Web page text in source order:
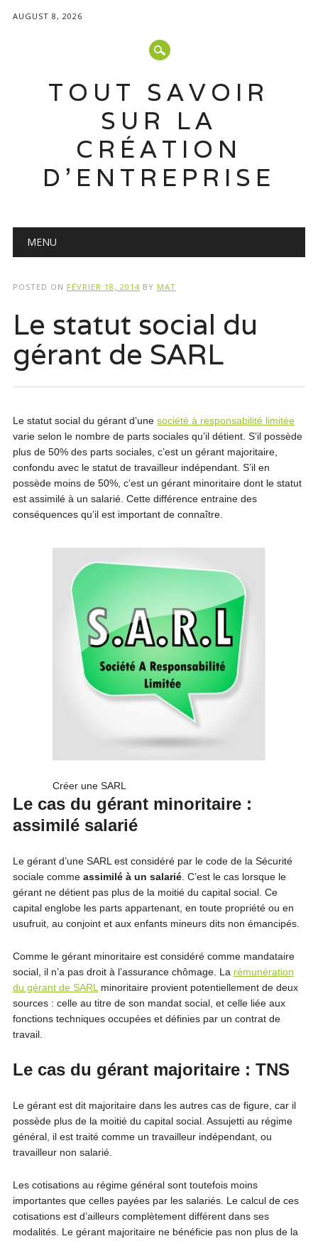
AUGUST 8, 2026
TOUT SAVOIR
SUR LA
CRÉATION
D'ENTREPRISE
Main menu
MENU
POSTED ON FÉVRIER 18, 2014 BY MAT
Le statut social du
gérant de SARL
Le statut social du gérant d’une société à responsabilité limitée
varie selon le nombre de parts sociales qu’il détient. S’il possède
plus de 50% des parts sociales, c’est un gérant majoritaire,
confondu avec le statut de travailleur indépendant. S’il en
possède moins de 50%, c’est un gérant minoritaire dont le statut
est assimilé à un salarié. Cette différence entraine des
conséquences qu’il est important de connaître.
Créer une SARL
Le cas du gérant minoritaire :
assimilé salarié
Le gérant d’une SARL est considéré par le code de la Sécurité
sociale comme assimilé à un salarié. C’est le cas lorsque le
gérant ne détient pas plus de la moitié du capital social. Ce
capital englobe les parts appartenant, en toute propriété ou en
usufruit, au conjoint et aux enfants mineurs dits non émancipés.
Comme le gérant minoritaire est considéré comme mandataire
social, il n’a pas droit à l’assurance chômage. La rémunération
du gérant de SARL minoritaire provient potentiellement de deux
sources : celle au titre de son mandat social, et celle liée aux
fonctions techniques occupées et définies par un contrat de
travail.
Le cas du gérant majoritaire : TNS
Le gérant est dit majoritaire dans les autres cas de figure, car il
possède plus de la moitié du capital social. Assujetti au régime
général, il est traité comme un travailleur indépendant, ou
travailleur non salarié.
Les cotisations au régime général sont toutefois moins
importantes que celles payées par les salariés. Le calcul de ces
cotisations est d’ailleurs complètement différent dans ses
modalités. Le gérant majoritaire ne bénéficie pas non plus de la